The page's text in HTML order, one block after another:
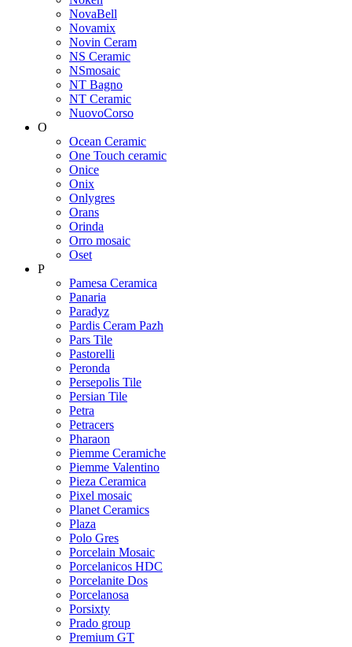
NovaBell
Novamix
Novin Ceram
NS Ceramic
NSmosaic
NT Bagno
NT Ceramic
NuovoCorso
O
Ocean Ceramic
One Touch ceramic
Onice
Onix
Onlygres
Orans
Orinda
Orro mosaic
Oset
P
Pamesa Ceramica
Panaria
Paradyz
Pardis Ceram Pazh
Pars Tile
Pastorelli
Peronda
Persepolis Tile
Persian Tile
Petra
Petracers
Pharaon
Piemme Ceramiche
Piemme Valentino
Pieza Ceramica
Pixel mosaic
Planet Ceramics
Plaza
Polo Gres
Porcelain Mosaic
Porcelanicos HDC
Porcelanite Dos
Porcelanosa
Porsixty
Prado group
Premium GT